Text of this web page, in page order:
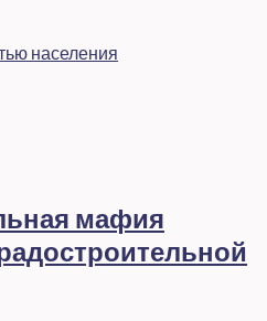
мафия